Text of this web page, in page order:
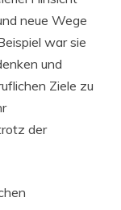
neue Wege
war sie
und
Ziele zu
der